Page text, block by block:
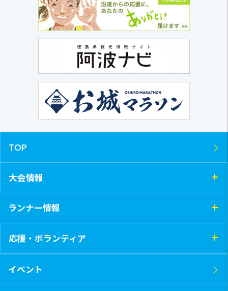
TOP
大会情報
ランナー情報
応援・ボランティア
イベント